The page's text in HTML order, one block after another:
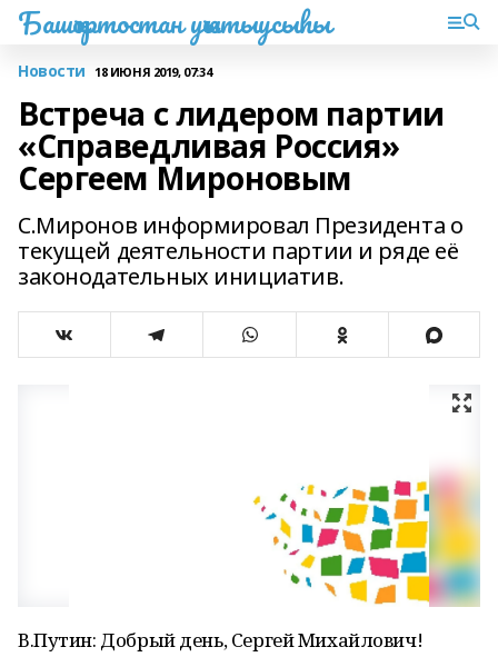
Башҡортостан уҡытыусыһы
Новости 18 ИЮНЯ 2019, 07:34
Встреча с лидером партии
«Справедливая Россия»
Сергеем Мироновым
С.Миронов информировал Президента о
текущей деятельности партии и ряде её
законодательных инициатив.
В.Путин: Добрый день, Сергей Михайлович!